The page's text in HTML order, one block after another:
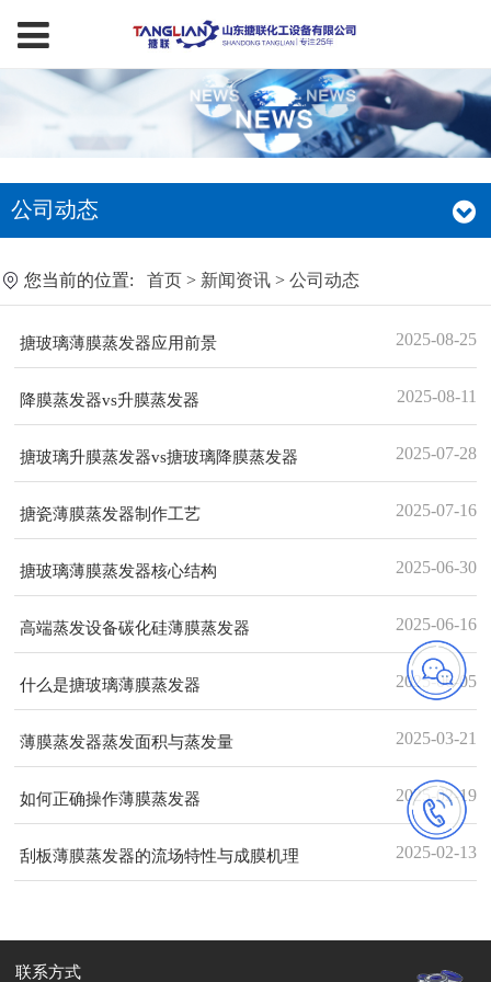
公司动态
您当前的位置: 首页 > 新闻资讯 > 公司动态
搪玻璃薄膜蒸发器应用前景 2025-08-25
降膜蒸发器vs升膜蒸发器 2025-08-11
搪玻璃升膜蒸发器vs搪玻璃降膜蒸发器 2025-07-28
搪瓷薄膜蒸发器制作工艺 2025-07-16
搪玻璃薄膜蒸发器核心结构 2025-06-30
高端蒸发设备碳化硅薄膜蒸发器 2025-06-16
什么是搪玻璃薄膜蒸发器 2025-06-05
薄膜蒸发器蒸发面积与蒸发量 2025-03-21
如何正确操作薄膜蒸发器 2025-02-19
刮板薄膜蒸发器的流场特性与成膜机理 2025-02-13
联系方式